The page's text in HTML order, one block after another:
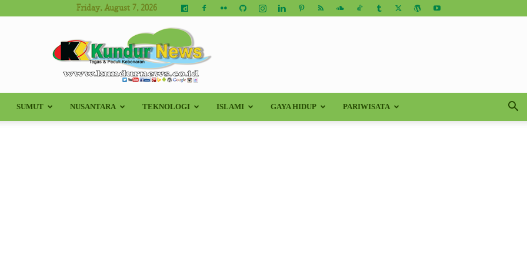
Friday, August 7, 2026
Kundur
SUMUT NUSANTARA TEKNOLOGI ISLAMI GAYA HIDUP PARIWISATA